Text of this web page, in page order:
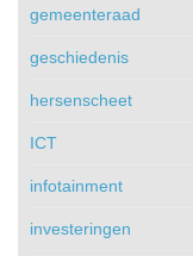
gemeenteraad
geschiedenis
hersenscheet
ICT
infotainment
investeringen